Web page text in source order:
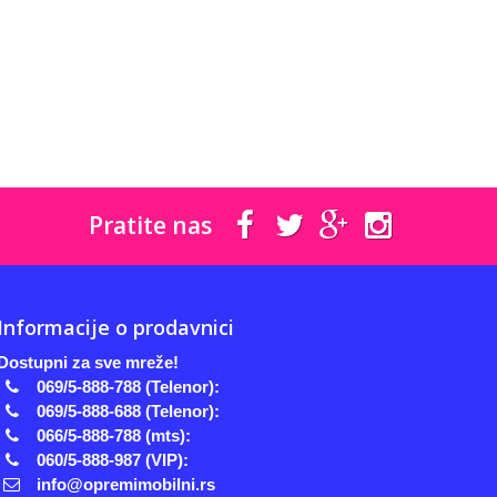
Pratite nas
o prodavnici
za sve mreže!
069/5-888-788 (Telenor):
069/5-888-688 (Telenor):
066/5-888-788 (mts):
060/5-888-987 (VIP):
info@opremimobilni.rs